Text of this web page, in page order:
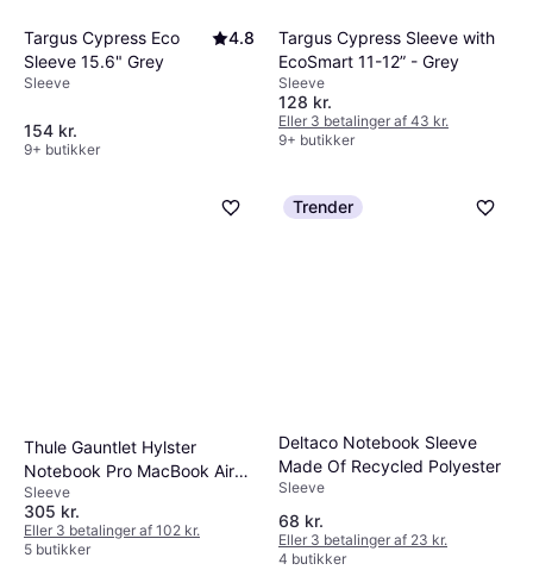
Targus Cypress Eco
Sleeve 15.6" Grey
4.8
Sleeve
154 kr.
9+ butikker
Targus Cypress Sleeve with
EcoSmart 11-12” - Grey
Sleeve
128 kr.
Eller 3 betalinger af 43 kr.
9+ butikker
Thule Gauntlet Hylster
Notebook Pro MacBook Air
14 Black
Sleeve
305 kr.
Eller 3 betalinger af 102 kr.
5 butikker
Trender
Deltaco Notebook Sleeve
Made Of Recycled Polyester
Sleeve
68 kr.
Eller 3 betalinger af 23 kr.
4 butikker